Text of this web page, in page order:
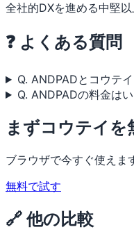
全社的DXを進める中堅
❓ よくある質問
Q. ANDPADとコウテ
Q. ANDPADの料金は
まずコウテイを
ブラウザで今すぐ使えま
無料で試す
🔗 他の比較